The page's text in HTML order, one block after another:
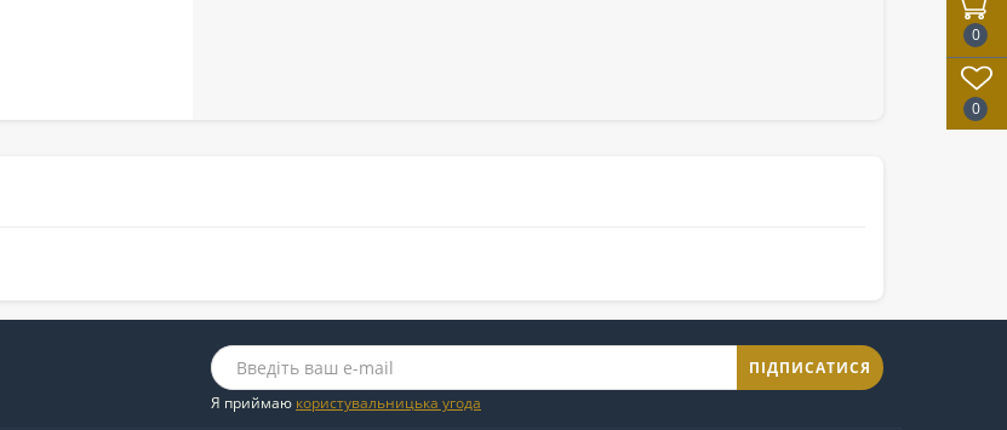
0
0
ПІДПИСАТИСЯ
Я приймаю користувальницька угода